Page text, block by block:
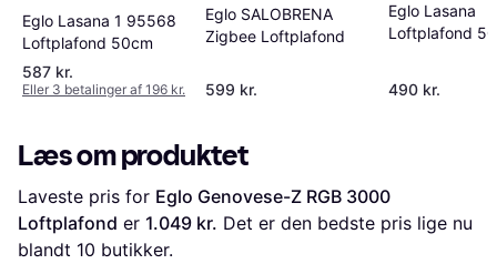
Eglo Lasana 1 95568
Loftplafond 50cm
587 kr.
Eller 3 betalinger af 196 kr.
Eglo SALOBRENA
Zigbee Loftplafond
599 kr.
Eglo Lasana
Loftplafond
490 kr.
Læs om produktet
Laveste pris for Eglo Genovese-Z RGB 3000
Loftplafond er 1.049 kr. Det er den bedste pris lige nu
blandt 10 butikker.